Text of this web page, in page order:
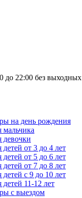
до 22:00 без выходных
на день рождения
мальчика
девочки
детей от 3 до 4 лет
детей от 5 до 6 лет
детей от 7 до 8 лет
детей с 9 до 10 лет
детей 11-12 лет
с выездом